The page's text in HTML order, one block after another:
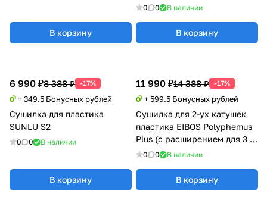
В корзину
0 0 В наличии
В корзину
6 990 ₽8 388 ₽ -17%
+ 349.5 Бонусных рублей
Сушилка для пластика
SUNLU S2
0 0 В наличии
В корзину
11 990 ₽14 388 ₽ -17%
+ 599.5 Бонусных рублей
Сушилка для 2-ух катушек
пластика EIBOS Polyphemus
Plus (с расширением для 3 кг
катушки)
0 0 В наличии
В корзину